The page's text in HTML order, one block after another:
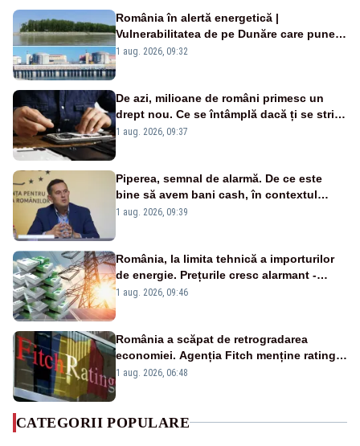
România în alertă energetică |
Vulnerabilitatea de pe Dunăre care pune
în pericol Centrala Cernavodă era
1 aug. 2026, 09:32
De azi, milioane de români primesc un
drept nou. Ce se întâmplă dacă ți se strică
un produs
1 aug. 2026, 09:37
Piperea, semnal de alarmă. De ce este
bine să avem bani cash, în contextul
alertei energetice?
1 aug. 2026, 09:39
România, la limita tehnică a importurilor
de energie. Prețurile cresc alarmant -
Analiză Realitatea Plus
1 aug. 2026, 09:46
România a scăpat de retrogradarea
economiei. Agenția Fitch menține ratingul
„BBB-” cu perspectivă negativă
1 aug. 2026, 06:48
CATEGORII POPULARE